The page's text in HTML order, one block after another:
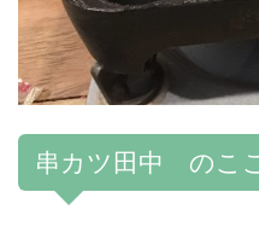
串カツ田中 のこ